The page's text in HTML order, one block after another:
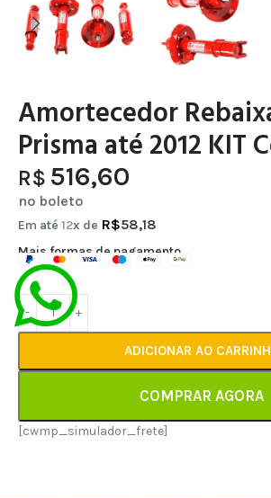
Amortecedor
Prisma até 2012 KIT
R$ 516,60
no boleto
Em até 12x de R$58,18
Mais formas de pagamento
ADICIONAR AO
COMPRAR AGORA
[cwmp_simulador_frete]